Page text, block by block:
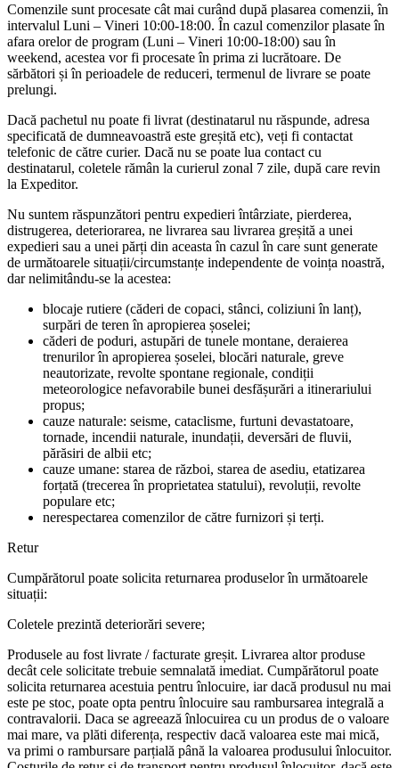
Comenzile sunt procesate cât mai curând după plasarea comenzii, în
intervalul Luni – Vineri 10:00-18:00. În cazul comenzilor plasate în
afara orelor de program (Luni – Vineri 10:00-18:00) sau în
weekend, acestea vor fi procesate în prima zi lucrătoare. De
sărbători și în perioadele de reduceri, termenul de livrare se poate
prelungi.
Dacă pachetul nu poate fi livrat (destinatarul nu răspunde, adresa
specificată de dumneavoastră este greșită etc), veți fi contactat
telefonic de către curier. Dacă nu se poate lua contact cu
destinatarul, coletele rămân la curierul zonal 7 zile, după care revin
la Expeditor.
Nu suntem răspunzători pentru expedieri întârziate, pierderea,
distrugerea, deteriorarea, ne livrarea sau livrarea greșită a unei
expedieri sau a unei părți din aceasta în cazul în care sunt generate
de următoarele situații/circumstanțe independente de voința noastră,
dar nelimitându-se la acestea:
blocaje rutiere (căderi de copaci, stânci, coliziuni în lanț),
surpări de teren în apropierea șoselei;
căderi de poduri, astupări de tunele montane, deraierea
trenurilor în apropierea șoselei, blocări naturale, greve
neautorizate, revolte spontane regionale, condiții
meteorologice nefavorabile bunei desfășurări a itinerariului
propus;
cauze naturale: seisme, cataclisme, furtuni devastatoare,
tornade, incendii naturale, inundații, deversări de fluvii,
părăsiri de albii etc;
cauze umane: starea de război, starea de asediu, etatizarea
forțată (trecerea în proprietatea statului), revoluții, revolte
populare etc;
nerespectarea comenzilor de către furnizori și terți.
Retur
Cumpărătorul poate solicita returnarea produselor în următoarele
situații:
Coletele prezintă deteriorări severe;
Produsele au fost livrate / facturate greșit. Livrarea altor produse
decât cele solicitate trebuie semnalată imediat. Cumpărătorul poate
solicita returnarea acestuia pentru înlocuire, iar dacă produsul nu mai
este pe stoc, poate opta pentru înlocuire sau rambursarea integrală a
contravalorii. Daca se agreează înlocuirea cu un produs de o valoare
mai mare, va plăti diferența, respectiv dacă valoarea este mai mică,
va primi o rambursare parțială până la valoarea produsului înlocuitor.